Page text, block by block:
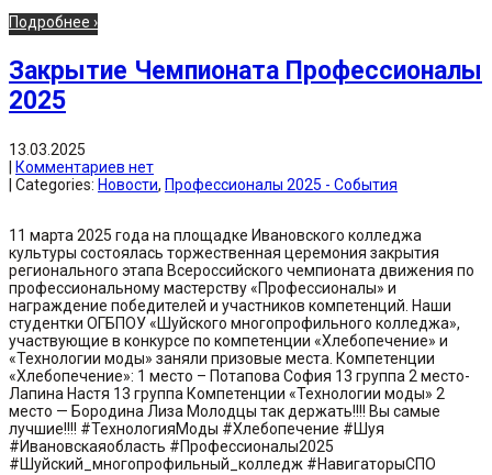
Подробнее ›
Закрытие Чемпионата Профессионалы
2025
13.03.2025
Комментариев нет
| Categories: Новости, Профессионалы 2025 - События
11 марта 2025 года на площадке Ивановского колледжа
культуры состоялась торжественная церемония закрытия
регионального этапа Всероссийского чемпионата движения по
профессиональному мастерству «Профессионалы» и
награждение победителей и участников компетенций. Наши
студентки ОГБПОУ «Шуйского многопрофильного колледжа»,
участвующие в конкурсе по компетенции «Хлебопечение» и
«Технологии моды» заняли призовые места. Компетенции
«Хлебопечение»: 1 место – Потапова София 13 группа 2 место-
Лапина Настя 13 группа Компетенции «Технологии моды» 2
место — Бородина Лиза Молодцы так держать!!!! Вы самые
лучшие!!!! #ТехнологияМоды #Хлебопечение #Шуя
#Ивановскаяобласть #Профессионалы2025
#Шуйский_многопрофильный_колледж #НавигаторыСПО